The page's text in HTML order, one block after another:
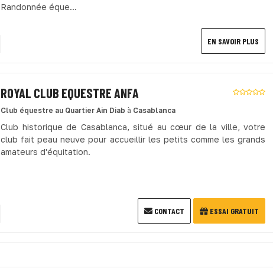
Randonnée éque...
EN SAVOIR PLUS
ROYAL CLUB EQUESTRE ANFA
Club équestre au Quartier Ain Diab à Casablanca
Club historique de Casablanca, situé au cœur de la ville, votre
club fait peau neuve pour accueillir les petits comme les grands
amateurs d'équitation.
CONTACT ESSAI GRATUIT